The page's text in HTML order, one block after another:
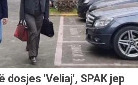
dosjes 'Veliaj', SPAK jep